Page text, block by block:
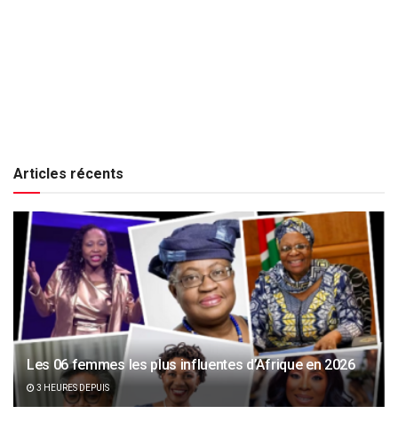
Articles récents
Les 06 femmes les plus influentes d’Afrique en 2026
3 HEURES DEPUIS